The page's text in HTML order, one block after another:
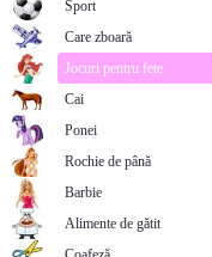
Sport
Care zboară
Jocuri pentru fete
Cai
Ponei
Rochie de până
Barbie
Alimente de gătit